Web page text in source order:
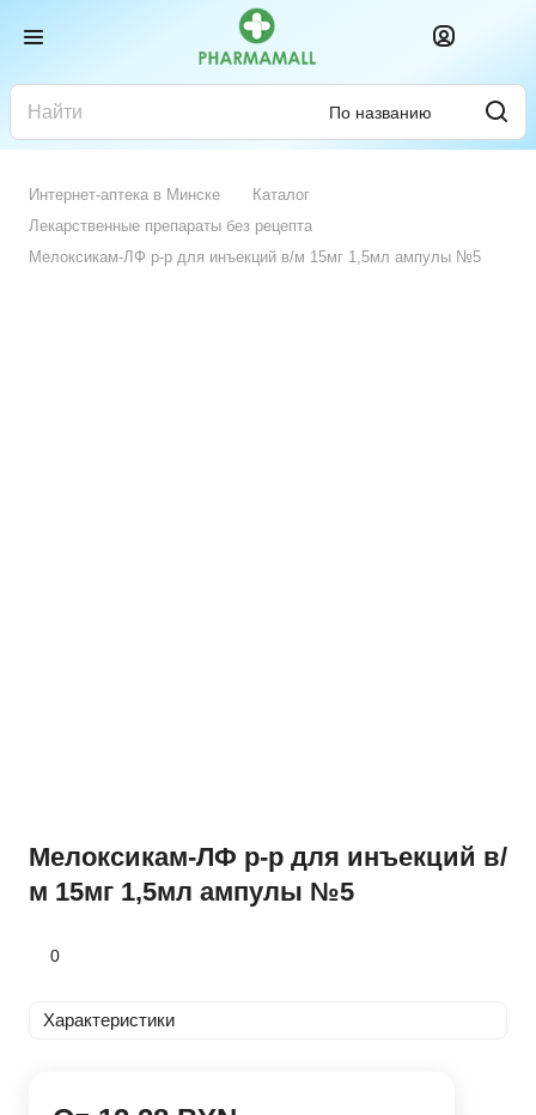
По названию
Интернет-аптека в Минске
Каталог
Лекарственные препараты без рецепта
Мелоксикам-ЛФ р-р для инъекций в/м 15мг 1,5мл ампулы №5
Мелоксикам-ЛФ р-р для инъекций в/
м 15мг 1,5мл ампулы №5
0
Характеристики